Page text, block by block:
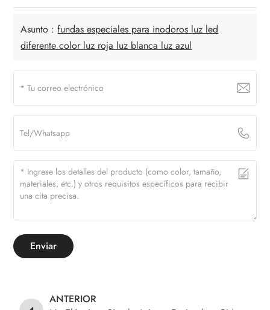
Asunto :fundas especiales para inodoros luz led
diferente color luz roja luz blanca luz azul
Enviar
ANTERIOR